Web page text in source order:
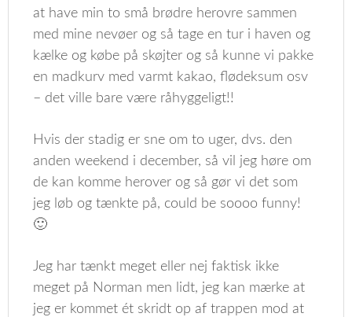
at have min to små brødre herovre sammen
med mine nevøer og så tage en tur i haven og
kælke og købe på skøjter og så kunne vi pakke
en madkurv med varmt kakao, flødeksum osv
– det ville bare være råhyggeligt!!
Hvis der stadig er sne om to uger, dvs. den
anden weekend i december, så vil jeg høre om
de kan komme herover og så gør vi det som
jeg løb og tænkte på, could be soooo funny!
🙂
Jeg har tænkt meget eller nej faktisk ikke
meget på Norman men lidt, jeg kan mærke at
jeg er kommet ét skridt op af trappen mod at